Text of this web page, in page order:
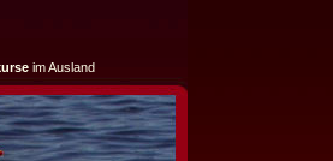
im Ausland